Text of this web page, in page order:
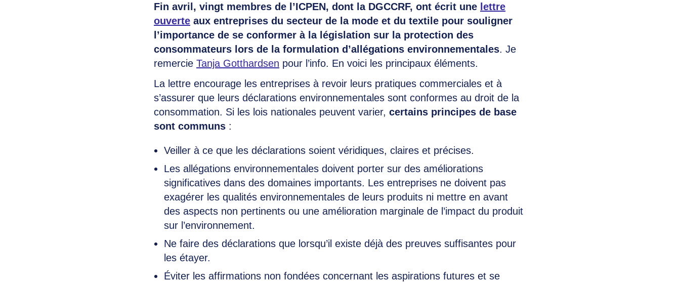
Fin avril, vingt membres de l’ICPEN, dont la DGCCRF, ont écrit une lettre
ouverte aux entreprises du secteur de la mode et du textile pour souligner
l’importance de se conformer à la législation sur la protection des
consommateurs lors de la formulation d’allégations environnementales. Je
remercie Tanja Gotthardsen pour l’info. En voici les principaux éléments.
La lettre encourage les entreprises à revoir leurs pratiques commerciales et à
s’assurer que leurs déclarations environnementales sont conformes au droit de la
consommation. Si les lois nationales peuvent varier, certains principes de base
sont communs :
Veiller à ce que les déclarations soient véridiques, claires et précises.
Les allégations environnementales doivent porter sur des améliorations
significatives dans des domaines importants. Les entreprises ne doivent pas
exagérer les qualités environnementales de leurs produits ni mettre en avant
des aspects non pertinents ou une amélioration marginale de l’impact du produit
sur l’environnement.
Ne faire des déclarations que lorsqu’il existe déjà des preuves suffisantes pour
les étayer.
Éviter les affirmations non fondées concernant les aspirations futures et se